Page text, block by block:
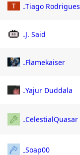
Tiago Rodrigues
J. Said
Flamekaiser
Yajur Duddala
CelestialQuasar
Soap00